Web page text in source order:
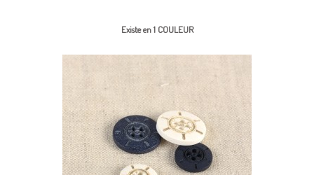
Existe en 1 COULEUR